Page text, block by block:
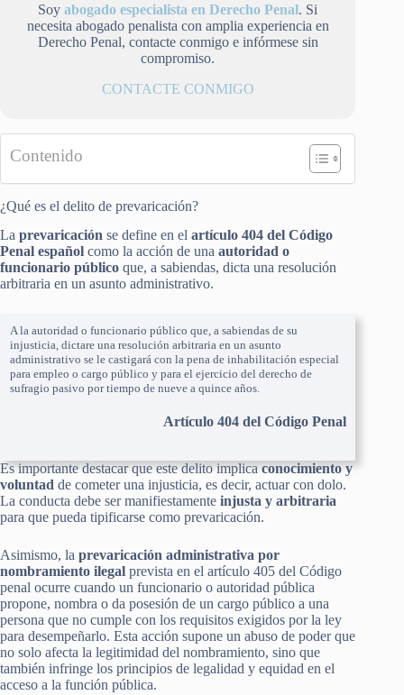
Soyabogado especialista en Derecho Penal. Si
necesita abogado penalista con amplia experiencia en
Derecho Penal, contacte conmigo e infórmese sin
compromiso.
CONTACTE CONMIGO
Contenido
¿Qué es el delito de prevaricación?
La prevaricación se define en el artículo 404 del Código
Penal español como la acción de una autoridad o
funcionario público que, a sabiendas, dicta una resolución
arbitraria en un asunto administrativo.
A la autoridad o funcionario público que, a sabiendas de su
injusticia, dictare una resolución arbitraria en un asunto
administrativo se le castigará con la pena de inhabilitación especial
para empleo o cargo público y para el ejercicio del derecho de
sufragio pasivo por tiempo de nueve a quince años.
Artículo 404 del Código Penal
Es importante destacar que este delito implicaconocimiento y
voluntad de cometer una injusticia, es decir, actuar con dolo.
La conducta debe ser manifiestamente injusta y arbitraria
para que pueda tipificarse como prevaricación.
Asimismo, la prevaricación administrativa por
nombramiento ilegal prevista en el artículo 405 del Código
penal ocurre cuando un funcionario o autoridad pública
propone, nombra o da posesión de un cargo público a una
persona que no cumple con los requisitos exigidos por la ley
para desempeñarlo. Esta acción supone un abuso de poder que
no solo afecta la legitimidad del nombramiento, sino que
también infringe los principios de legalidad y equidad en el
acceso a la función pública.